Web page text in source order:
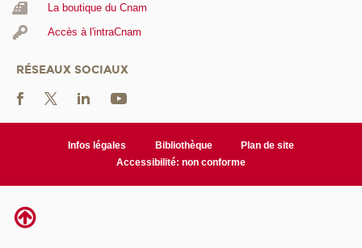
La boutique du Cnam
Accès à l'intraCnam
RÉSEAUX SOCIAUX
Infos légales Bibliothèque
Plan de site
Accessibilité: non conforme